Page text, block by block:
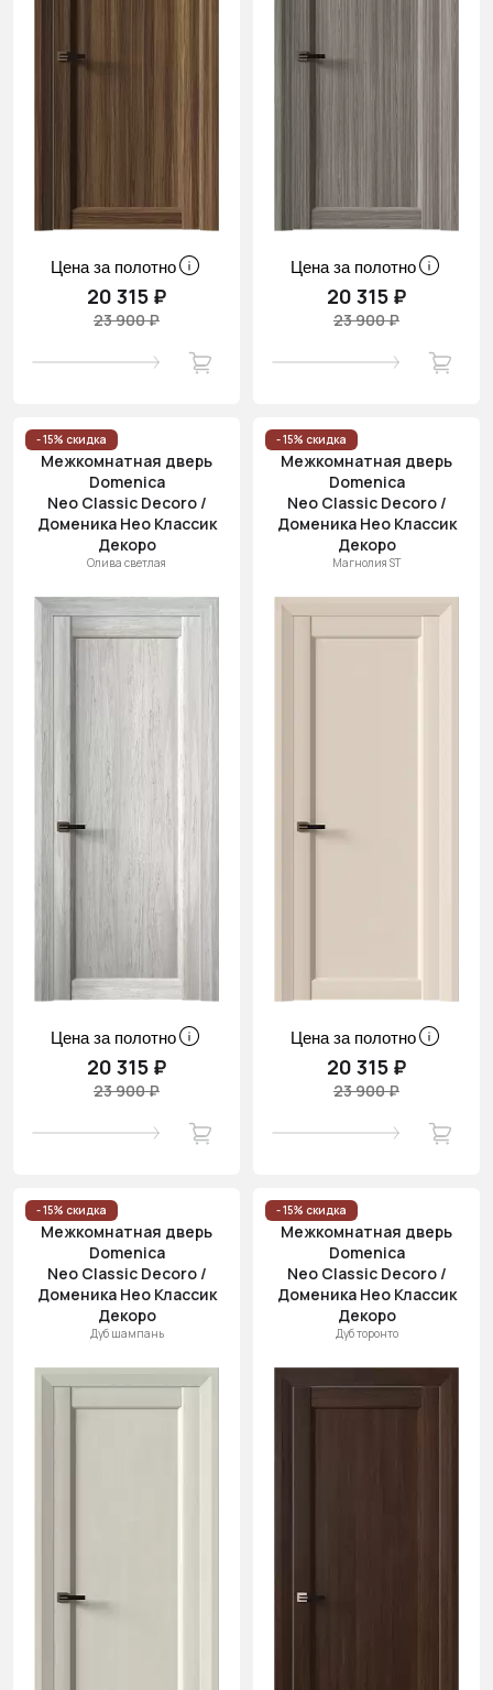
Цена за полотно
20 315 ₽
23 900 ₽
Цена за полотно
20 315 ₽
23 900 ₽
- 15% скидка
Межкомнатная дверь
Domenica
Neo Classic Decoro /
Доменика Нео Классик
Декоро
Олива светлая
Цена за полотно
20 315 ₽
23 900 ₽
- 15% скидка
Межкомнатная дверь
Domenica
Neo Classic Decoro /
Доменика Нео Классик
Декоро
Магнолия ST
Цена за полотно
20 315 ₽
23 900 ₽
- 15% скидка
Межкомнатная дверь
Domenica
Neo Classic Decoro /
Доменика Нео Классик
Декоро
Дуб шампань
- 15% скидка
Межкомнатная дверь
Domenica
Neo Classic Decoro /
Доменика Нео Классик
Декоро
Дуб торонто